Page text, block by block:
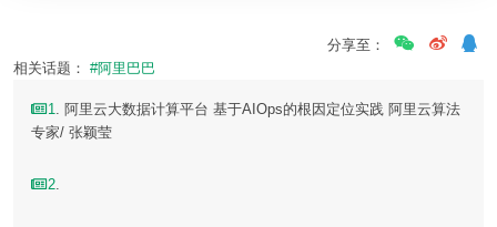
分享至：
相关话题： #阿里巴巴
1. 阿里云大数据计算平台 基于AIOps的根因定位实践 阿里云算法
专家/ 张颖莹
2.